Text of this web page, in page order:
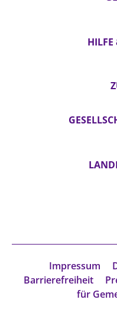
HILFE
Impressum
Barrierefreiheit
für